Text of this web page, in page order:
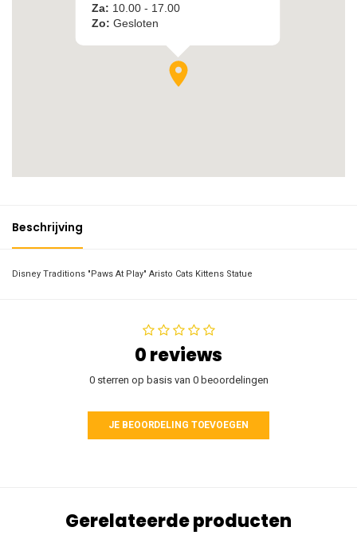
Beschrijving
Disney Traditions "Paws At Play" Aristo Cats Kittens Statue
0 reviews
0 sterren op basis van 0 beoordelingen
JE BEOORDELING TOEVOEGEN
Gerelateerde producten